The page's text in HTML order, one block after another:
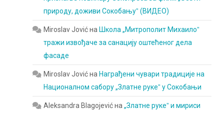
природу, доживи Сокобањуˮ (ВИДЕО)
Miroslav Jovićна Школа „Митрополит Михаилоˮ
тражи извођаче за санацију оштећеног дела
фасаде
Miroslav Jovićна Награђени чувари традиције на
Националном сабору „Златне рукеˮ у Сокобањи
Aleksandra Blagojevićна„Златне рукеˮ и мириси